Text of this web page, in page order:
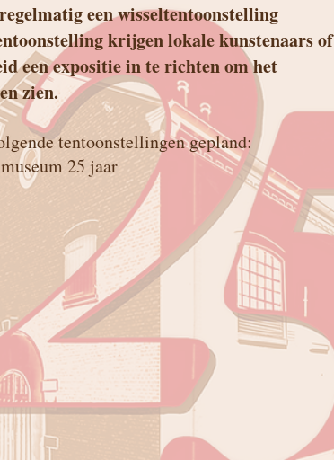
een wisseltentoonstelling
krijgen lokale kunstenaars of
een expositie in te richten om het
zien.
tentoonstellingen gepland:
25 jaar